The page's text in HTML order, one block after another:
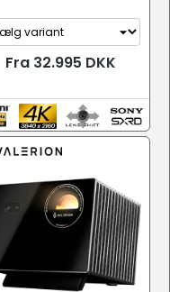
Fra 32.995 DKK